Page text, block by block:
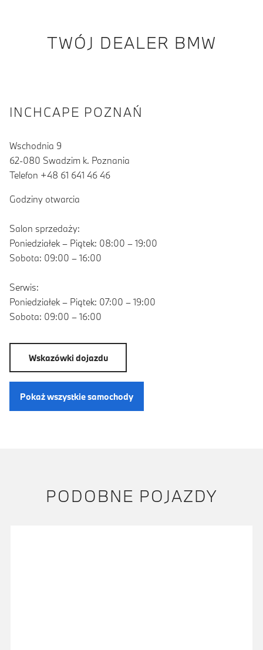
TWÓJ DEALER BMW
INCHCAPE POZNAŃ
Wschodnia 9
62-080 Swadzim k. Poznania
Telefon +48 61 641 46 46
Godziny otwarcia
Salon sprzedaży:
Poniedziałek – Piątek: 08:00 – 19:00
Sobota: 09:00 – 16:00
Serwis:
Poniedziałek – Piątek: 07:00 – 19:00
Sobota: 09:00 – 16:00
Wskazówki dojazdu
Pokaż wszystkie samochody
PODOBNE POJAZDY